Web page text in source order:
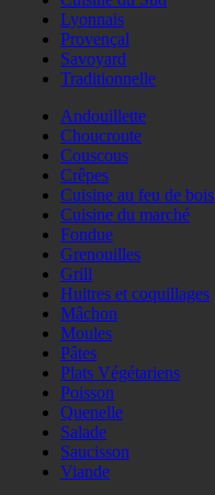
Lyonnais
Provençal
Savoyard
Traditionnelle
Andouillette
Choucroute
Couscous
Crêpes
Cuisine au feu de bois
Cuisine du marché
Fondue
Grenouilles
Grill
Huitres et coquillages
Mâchon
Moules
Pâtes
Plats Végétariens
Poisson
Quenelle
Salade
Saucisson
Viande